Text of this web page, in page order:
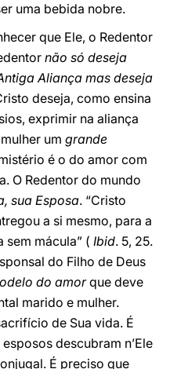
uma bebida nobre.
que Ele, o Redentor
não só deseja
Aliança mas deseja
deseja, como ensina
exprimir na aliança
um grande
é o do amor com
O Redentor do mundo
sua Esposa. “Cristo
a si mesmo, para a
sem mácula” ( Ibid. 5, 25.
do Filho de Deus
do amorque deve
marido e mulher.
de Sua vida. É
descubram n’Ele
É preciso que